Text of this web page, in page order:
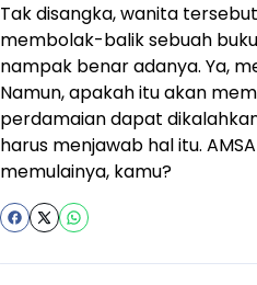
Tak disangka, wanita
membolak-balik sebuah
nampak benar adanya. Ya,
Namun, apakah itu akan
perdamaian dapat
harus menjawab hal itu.
memulainya, kamu?